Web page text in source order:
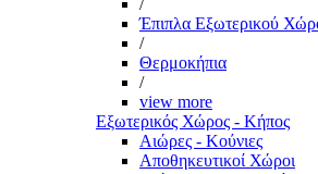
/
Έπιπλα Εξωτερικού
/
Θερμοκήπια
/
view more
Εξωτερικός Χώρος - Κήπος
Αιώρες - Κούνιες
Αποθηκευτικοί Χώροι